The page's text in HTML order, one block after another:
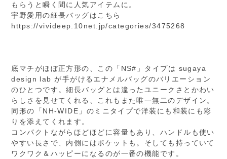
もらうと瞬く間に人気アイテムに。
宇野愛用の細長バッグはこちら
https://vivideep.10net.jp/categories/3475268
底マチがほぼ正方形の、この「NS#」タイプは sugaya
design lab が手がけるエナメルバッグのバリエーション
のひとつです。細長バッグとは違ったユニークさとかわい
らしさを見せてくれる、これもまた唯一無二のデザイン。
同形の「NH-WIDE」のミニタイプで洋装にも和装にも彩
りを添えてくれます。
コンパクトながらほどほどに容量もあり、ハンドルも使い
やすい長さで、内側にはポケットも。そしても持っていて
ワクワク＆ハッピーになるのが一番の機能です。